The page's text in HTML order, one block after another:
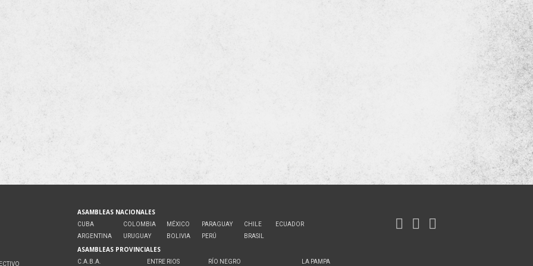
ASAMBLEAS NACIONALES
CUBA
ARGENTINA
COLOMBIA
URUGUAY
MÉXICO
BOLIVIA
PARAGUAY
PERÚ
CHILE
BRASIL
ECUADOR
ASAMBLEAS PROVINCIALES
C.A.B.A. ENTRE RIOS RÍO NEGRO LA PAMPA